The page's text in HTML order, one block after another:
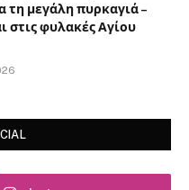
τη μεγάλη πυρκαγιά –
στις φυλακές Αγίου